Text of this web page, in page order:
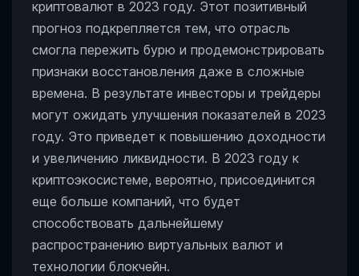
криптовалют в 2023 году. Этот позитивный
прогноз подкрепляется тем, что отрасль
смогла пережить бурю и продемонстрировать
признаки восстановления даже в сложные
времена. В результате инвесторы и трейдеры
могут ожидать улучшения показателей в 2023
году. Это приведет к повышению доходности
и увеличению ликвидности. В 2023 году к
криптоэкосистеме, вероятно, присоединится
еще больше компаний, что будет
способствовать дальнейшему
распространению виртуальных валют и
технологии блокчейн.